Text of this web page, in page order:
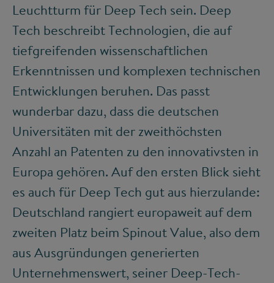
Leuchtturm für Deep Tech sein. Deep
Tech beschreibt Technologien, die auf
tiefgreifenden wissenschaftlichen
Erkenntnissen und komplexen technischen
Entwicklungen beruhen. Das passt
wunderbar dazu, dass die deutschen
Universitäten mit der zweithöchsten
Anzahl an Patenten zu den innovativsten in
Europa gehören. Auf den ersten Blick sieht
es auch für Deep Tech gut aus hierzulande:
Deutschland rangiert europaweit auf dem
zweiten Platz beim Spinout Value, also dem
aus Ausgründungen generierten
Unternehmenswert, seiner Deep-Tech-